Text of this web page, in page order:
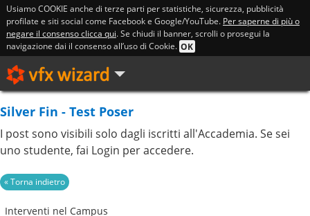
Usiamo COOKIE anche di terze parti per statistiche, sicurezza, pubblicità
profilate e siti social come Facebook e Google/YouTube. Per saperne di più o
negare il consenso clicca qui. Se chiudi il banner, scrolli o prosegui la
navigazione dai il consenso all’uso di Cookie. OK
Silver Fin - Test Poser
I post sono visibili solo dagli iscritti all'Accademia. Se sei
uno studente, fai Login per accedere.
Interventi nel Campus